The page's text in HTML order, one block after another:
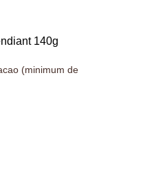
140g
(minimum de